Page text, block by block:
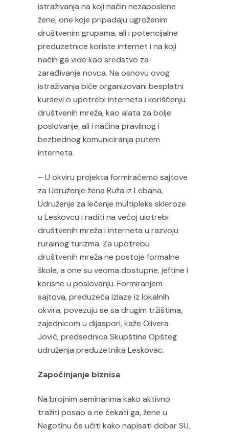
istraživanja na koji način nezaposlene
žene, one koje pripadaju ugroženim
društvenim grupama, ali i potencijalne
preduzetnice koriste internet i na koji
način ga vide kao sredstvo za
zarađivanje novca. Na osnovu ovog
istraživanja biće organizovani besplatni
kursevi o upotrebi interneta i korišćenju
društvenih mreža, kao alata za bolje
poslovanje, ali i načina pravilnog i
bezbednog komuniciranja putem
interneta.
– U okviru projekta formiraćemo sajtove
za Udruženje žena Ruža iz Lebana,
Udruženje za lečenje multipleks skleroze
u Leskovcu i raditi na većoj uiotrebi
društvenih mreža i interneta u razvoju
ruralnog turizma. Za upotrebu
društvenih mreža ne postoje formalne
škole, a one su veoma dostupne, jeftine i
korisne u poslovanju. Formiranjem
sajtova, preduzeća izlaze iz lokalnih
okvira, povezuju se sa drugim tržištima,
zajednicom u dijaspori, kaže Olivera
Jović, predsednica Skupštine Opšteg
udruženja preduzetnika Leskovac.
Započinjanje biznisa
Na brojnim seminarima kako aktivno
tražiti posao a ne čekati ga, žene u
Negotinu će učiti kako napisati dobar SU,